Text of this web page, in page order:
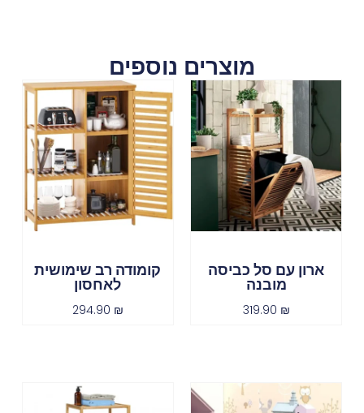
מוצרים נוספים
ארון עם סל כביסה
מובנה
319.90 ₪
קומודה רב שימושית
לאחסון
294.90 ₪